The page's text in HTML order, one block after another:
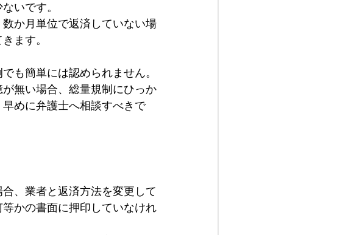
いです。
か月単位で返済していない場
ます。
も簡単には認められません。
無い場合、総量規制にひっか
めに弁護士へ相談すべきで
、業者と返済方法を変更して
かの書面に押印していなけれ